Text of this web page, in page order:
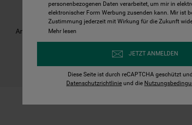
Bedienungsanleitungen
Anleitungen finden und herunterladen
personenbezogenen Daten verarbeitet, um mir in
elektronischer Form Werbung zusenden kann. Mir ist
Zustimmung jederzeit mit Wirkung für die Zukunft
Mehr lesen
JETZT ANMELDEN
Diese Seite ist durch reCAPTCHA geschützt
Datenschutzrichtlinie und die